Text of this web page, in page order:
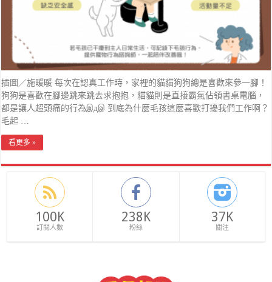
插圖／施暖暖 每次在認真工作時，家裡的貓貓狗狗總是喜歡來參一腳！
狗狗是喜歡在腳邊跳來跳去求抱抱，貓貓則是直接霸氣佔領書桌電腦，
都是讓人超頭痛的行為இдஇ 到底為什麼毛孩這麼喜歡打擾我們工作啊？
毛起 …
看更多 »
100K
訂閱人數
238K
粉絲
37K
關注